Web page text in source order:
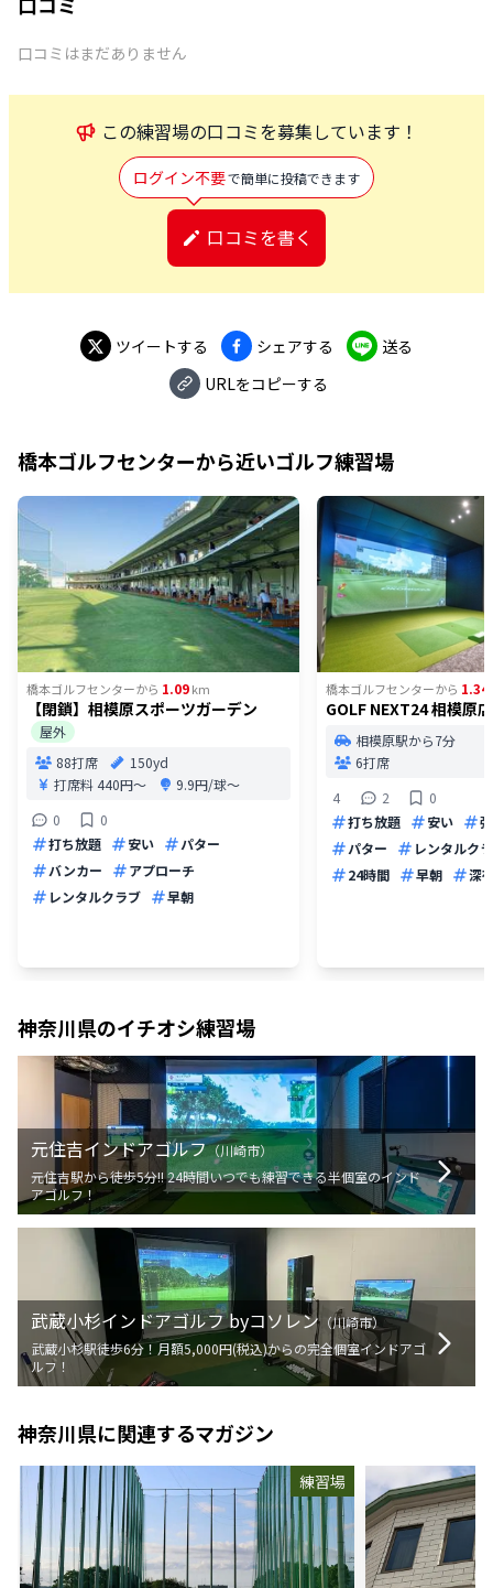
口コミはまだありません
この練習場の口コミを募集しています！
ログイン不要で簡単に投稿できます
口コミを書く
ツイートする シェアする
送る
URLをコピーする
橋本ゴルフセンターから近いゴルフ練習場
橋本ゴルフセンターから 1.09km
【閉鎖】相模原スポーツガーデン
屋外
88打席
150yd
打席料440円〜
9.9円/球〜
0
0
打ち放題
安い
パター
バンカー
アプローチ
レンタルクラブ
早朝
橋本ゴルフセンターから 1.34
GOLF NEXT24 相模原店
相模原駅から7分
6打席
4
2
0
打ち放題
安い
パター
レンタルク
24時間
早朝 深
神奈川県のイチオシ練習場
元住吉インドアゴルフ（川崎市）
元住吉駅から徒歩5分!! 24時間いつでも練習できる半個室のインド
アゴルフ！
武蔵小杉インドアゴルフ byコソレン（川崎市）
武蔵小杉駅徒歩6分！月額5,000円(税込)からの完全個室インドアゴ
ルフ！
神奈川県に関連するマガジン
練習場